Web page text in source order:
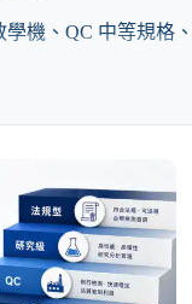
環境汙染防治工
機、QC 中等規格
散光是分水嶺
文件 + SOP
數